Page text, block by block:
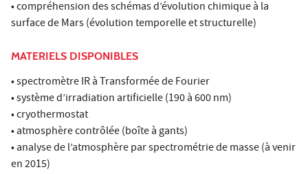
• compréhension des schémas d’évolution chimique à la
surface de Mars (évolution temporelle et structurelle)
MATERIELS DISPONIBLES
• spectromètre IR à Transformée de Fourier
• système d’irradiation artificielle (190 à 600 nm)
• cryothermostat
• atmosphère contrôlée (boîte à gants)
• analyse de l’atmosphère par spectrométrie de masse (à venir
en 2015)